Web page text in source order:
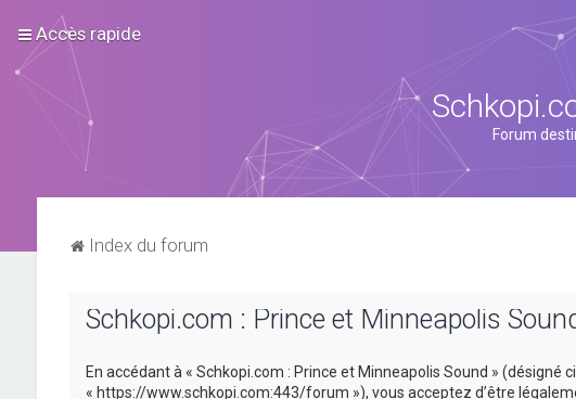
Accès rapide
Forum
Index du forum
Schkopi.com : Prince et Minneapolis
En accédant à « Schkopi.com : Prince et Minneapolis Sound » (désigné
« https://www.schkopi.com:443/forum »), vous acceptez d’être